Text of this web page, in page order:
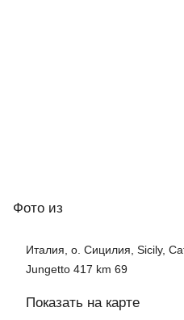
Фото из
Италия, о. Сицилия, Sicily,
Jungetto 417 km 69
Показать на карте